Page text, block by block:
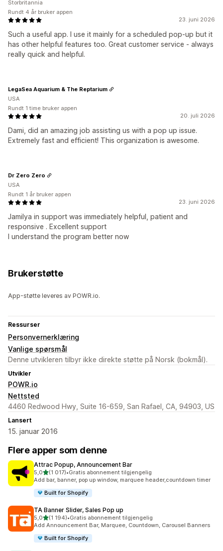
23. juni 2026
Such a useful app. I use it mainly for a scheduled pop-up but it
has other helpful features too. Great customer service - always
really quick and helpful.
Storbritannia
Rundt 4 år bruker appen
20. juli 2026
Dami, did an amazing job assisting us with a pop up issue.
Extremely fast and efficient! This organization is awesome.
LegaSea Aquarium & The Reptarium
USA
Rundt 1 time bruker appen
23. juni 2026
Jamilya in support was immediately helpful, patient and
responsive . Excellent support
I understand the program better now
Dr Zero Zero
USA
Rundt 1 år bruker appen
Brukerstøtte
App-støtte leveres av POWR.io.
Ressurser
Personvernerklæring
Vanlige spørsmål
Denne utvikleren tilbyr ikke direkte støtte på Norsk (bokmål).
Utvikler
POWR.io
Nettsted
4460 Redwood Hwy, Suite 16-659, San Rafael, CA, 94903, US
Lansert
15. januar 2016
Flere apper som denne
Attrac Popup, Announcement Bar
5,0av 5 stjerner
(1 017)
Totalt 1017 omtaler
•Gratis abonnement tilgjengelig
Add bar, banner, pop up window, marquee header,countdown timer
Built for Shopify
TA Banner Slider, Sales Pop up
5,0av 5 stjerner
(1 194)
Totalt 1194 omtaler
•Gratis abonnement tilgjengelig
Add Announcement Bar, Marquee, Countdown, Carousel Banners
Built for Shopify